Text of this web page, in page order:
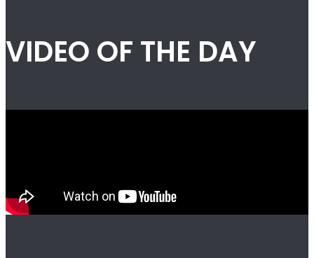
VIDEO OF THE DAY